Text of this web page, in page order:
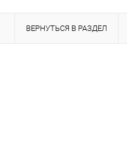
ВЕРНУТЬСЯ В РАЗДЕЛ